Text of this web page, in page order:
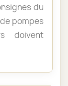
du
pompes
doivent